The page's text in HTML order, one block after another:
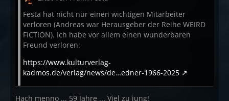
Festa hat nicht nur einen wichtigen Mitarbeiter
verloren (Andreas war Herausgeber der Reihe WEIRD
FICTION). Ich habe vor allem einen wunderbaren
Freund verloren:
https://www.kulturverlag-
kadmos.de/verlag/news/de…edner-1966-2025
Hach menno ... 59 Jahre ... Viel zu jung!